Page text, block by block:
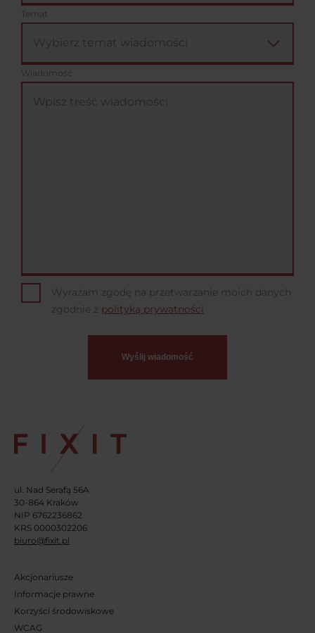
Temat
Wiadomość
Wyrażam zgodę na przetwarzanie moich danych
zgodnie z polityką prywatności
ul. Nad Serafą 56A
30-864 Kraków
NIP 6762236862
KRS 0000302206
biuro@fixit.pl
Akcjonariusze
Informacje prawne
Korzyści środowiskowe
WCAG